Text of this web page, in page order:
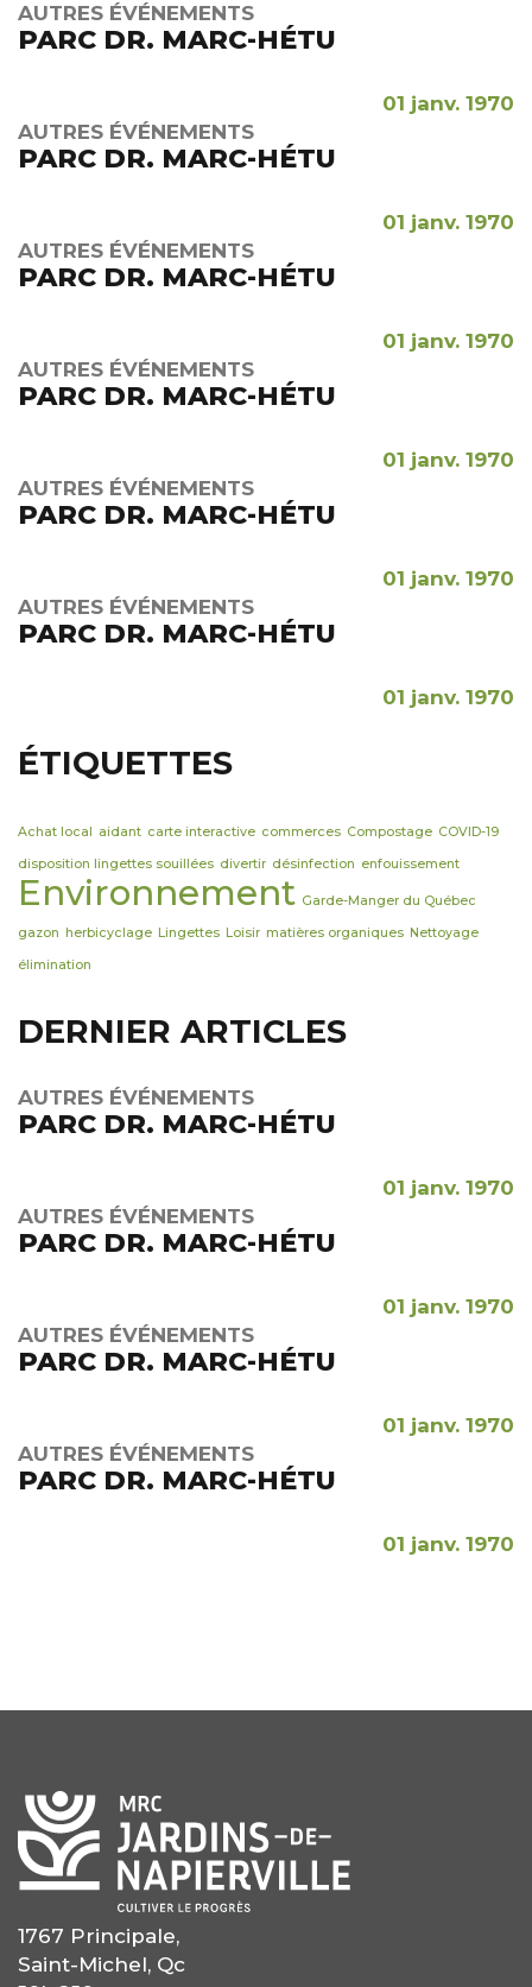
AUTRES ÉVÉNEMENTS
PARC DR. MARC-HÉTU
01 janv. 1970
AUTRES ÉVÉNEMENTS
PARC DR. MARC-HÉTU
01 janv. 1970
AUTRES ÉVÉNEMENTS
PARC DR. MARC-HÉTU
01 janv. 1970
AUTRES ÉVÉNEMENTS
PARC DR. MARC-HÉTU
01 janv. 1970
AUTRES ÉVÉNEMENTS
PARC DR. MARC-HÉTU
01 janv. 1970
AUTRES ÉVÉNEMENTS
PARC DR. MARC-HÉTU
01 janv. 1970
ÉTIQUETTES
Achat local aidant carte interactive commerces Compostage COVID-19
disposition lingettes souillées divertir désinfection enfouissement
Environnement Garde-Manger du Québec
gazon herbicyclage Lingettes Loisir matières organiques Nettoyage
élimination
DERNIER ARTICLES
AUTRES ÉVÉNEMENTS
PARC DR. MARC-HÉTU
01 janv. 1970
AUTRES ÉVÉNEMENTS
PARC DR. MARC-HÉTU
01 janv. 1970
AUTRES ÉVÉNEMENTS
PARC DR. MARC-HÉTU
01 janv. 1970
AUTRES ÉVÉNEMENTS
PARC DR. MARC-HÉTU
01 janv. 1970
1767 Principale,
Saint-Michel, Qc